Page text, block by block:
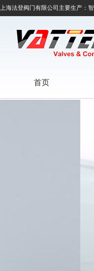
上海法登阀门有限公司主要生产：
首页